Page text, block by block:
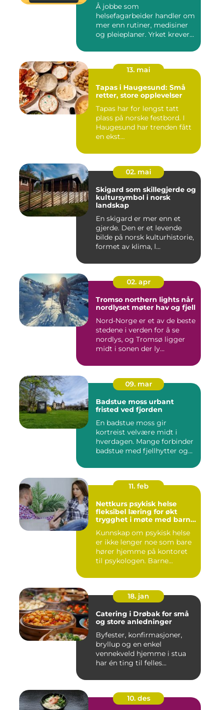
Å jobbe som
helsefagarbeider handler om
mer enn rutiner, medisiner
og pleieplaner. Yrket krever
13. mai
Tapas i Haugesund: Små
retter, store opplevelser
Tapas har for lengst tatt
plass på norske festbord. I
Haugesund har trenden fått
en ekst...
02. mai
Skigard som skillegjerde og
kultursymbol i norsk
landskap
En skigard er mer enn et
gjerde. Den er et levende
bilde på norsk kulturhistorie,
formet av klima, l...
02. apr
Tromso northern lights når
nordlyset møter hav og fjell
Nord-Norge er et av de beste
stedene i verden for å se
nordlys, og Tromsø ligger
midt i sonen der ly...
09. mar
Badstue moss urbant
fristed ved fjorden
En badstue moss gir
kortreist velvære midt i
hverdagen. Mange forbinder
badstue med fjellhytter og
11. feb
Nettkurs psykisk helse
fleksibel læring for økt
trygghet i møte med barn
Kunnskap om psykisk helse
er ikke lenger noe som bare
hører hjemme på kontoret
til psykologen. Barne...
18. jan
Catering i Drøbak for små
og store anledninger
Byfester, konfirmasjoner,
bryllup og en enkel
vennekveld hjemme i stua
har én ting til felles...
10. des